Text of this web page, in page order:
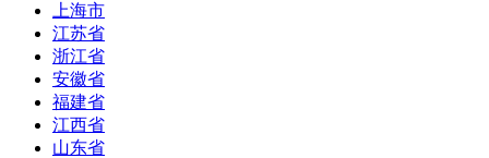
上海市
江苏省
浙江省
安徽省
福建省
江西省
山东省